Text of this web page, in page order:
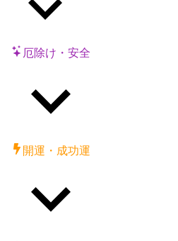
厄除け・安全
開運・成功運